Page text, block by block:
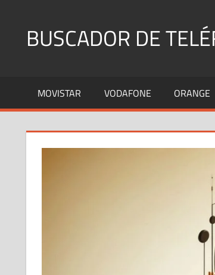
contenidoBUSCADOR DE
Fijos
y
MOVISTAR VODAFONE ORANGE